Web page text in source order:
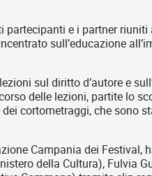
partecipanti e i partner riuniti
sull’educazione
sul diritto d’autore e
delle lezioni, partite lo
cortometraggi, che sono
Campania dei Festival,
della Cultura), Fulvia